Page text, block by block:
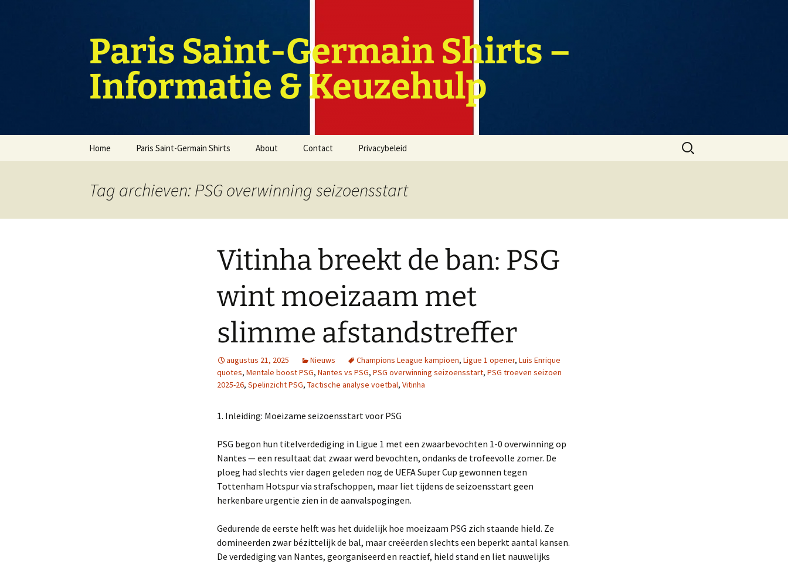
Paris Saint-Germain Shirts –
Informatie & Keuzehulp
Home Paris Saint-Germain Shirts About Contact Privacybeleid
Zoeken
naar:
Tag archieven: PSG overwinning seizoensstart
Vitinha breekt de ban: PSG
wint moeizaam met
slimme afstandstreffer
augustus 21, 2025 Nieuws Champions League kampioen, Ligue 1 opener, Luis Enrique
quotes, Mentale boost PSG, Nantes vs PSG, PSG overwinning seizoensstart, PSG troeven seizoen
2025-26, Spelinzicht PSG, Tactische analyse voetbal, Vitinha
1. Inleiding: Moeizame seizoensstart voor PSG
PSG begon hun titelverdediging in Ligue 1 met een zwaarbevochten 1-0 overwinning op
Nantes — een resultaat dat zwaar werd bevochten, ondanks de trofeevolle zomer. De
ploeg had slechts vier dagen geleden nog de UEFA Super Cup gewonnen tegen
Tottenham Hotspur via strafschoppen, maar liet tijdens de seizoensstart geen
herkenbare urgentie zien in de aanvalspogingen.
Gedurende de eerste helft was het duidelijk hoe moeizaam PSG zich staande hield. Ze
domineerden zwar bézittelijk de bal, maar creëerden slechts een beperkt aantal kansen.
De verdediging van Nantes, georganiseerd en reactief, hield stand en liet nauwelijks